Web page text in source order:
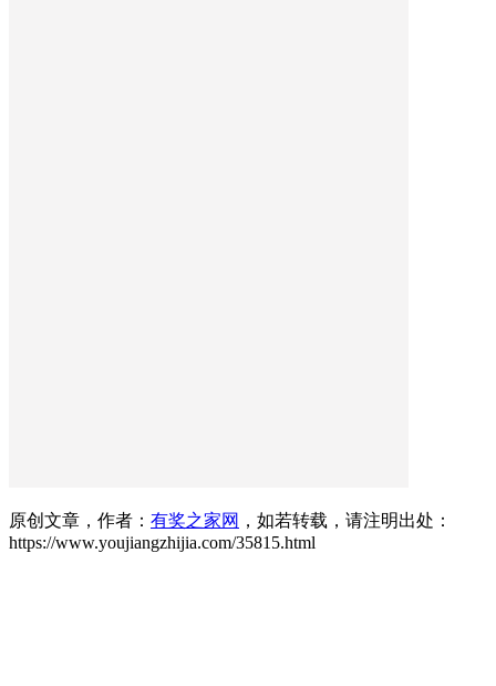
原创文章，作者： 有奖之家网 ，如若转载，请注明出处：
https://www.youjiangzhijia.com/35815.html